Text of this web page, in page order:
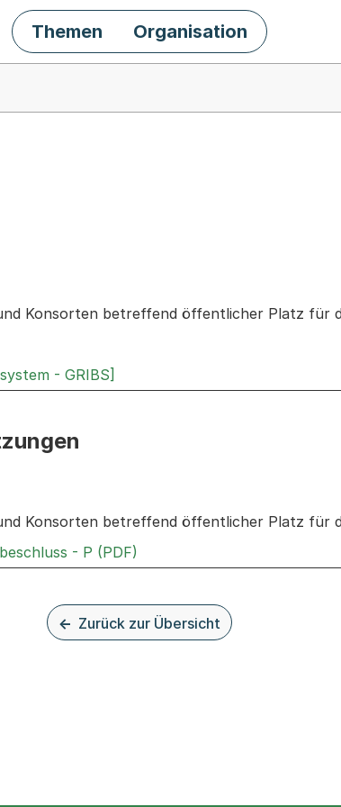
Themen Organisation
Konsorten betreffend öffentlicher Platz für
- GRIBS]
zu den Sitzungen zum Geschäft
Konsorten betreffend öffentlicher Platz für
- P (PDF)
Zurück zur Übersicht